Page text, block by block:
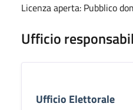
Licenza aperta: Pubblico
Ufficio
Ufficio Elettorale